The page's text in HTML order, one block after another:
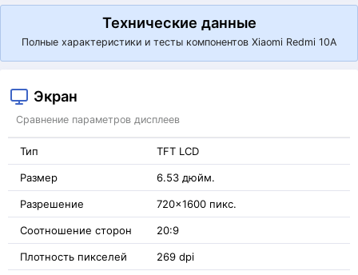
Технические данные
Полные характеристики и тесты компонентов Xiaomi Redmi 10A
Экран
Сравнение параметров дисплеев
Тип TFT LCD
Размер 6.53 дюйм.
Разрешение 720x1600 пикс.
Соотношение сторон 20:9
Плотность пикселей 269 dpi